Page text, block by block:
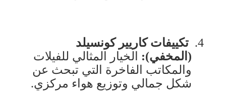
4.
تكييفات كاريير كونسيلد
(المخفي):
الخيار المثالي للفيلات
والمكاتب الفاخرة التي تبحث عن
شكل جمالي وتوزيع هواء مركزي.